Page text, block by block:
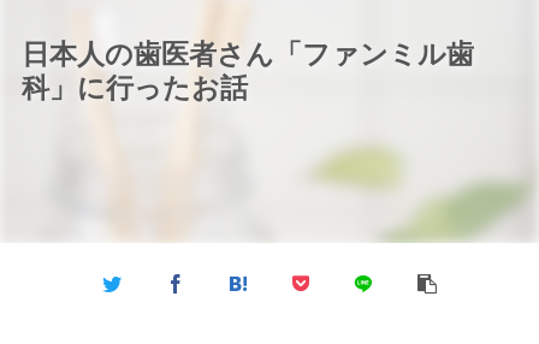
日本人の歯医者さん「ファンミル歯
科」に行ったお話